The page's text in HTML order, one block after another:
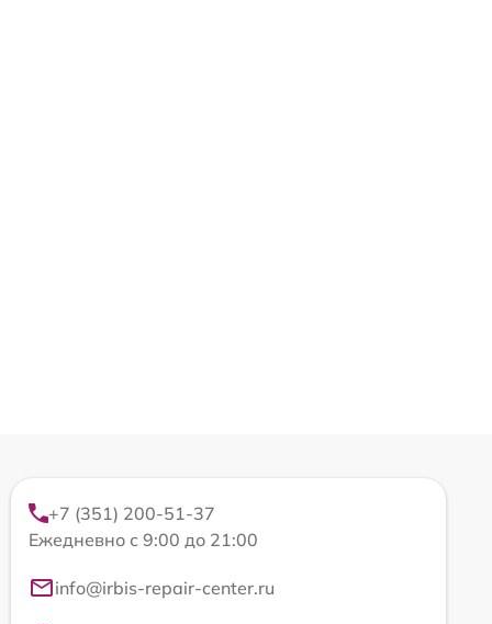
+7 (351) 200-51-37
Ежедневно с 9:00 до 21:00
info@irbis-repair-center.ru